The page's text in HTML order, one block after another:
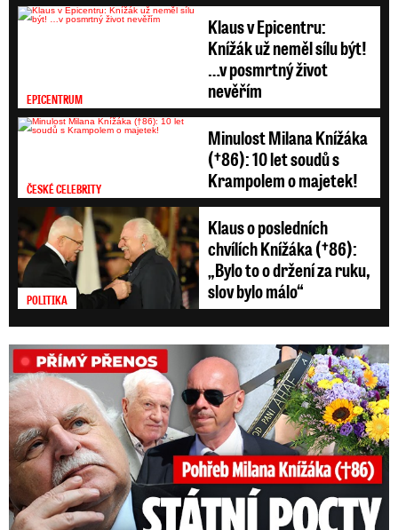
EPICENTRUM
Klaus v Epicentru:
Knížák už neměl sílu být!
…v posmrtný život
nevěřím
ČESKÉ CELEBRITY
Minulost Milana Knížáka
(†86): 10 let soudů s
Krampolem o majetek!
POLITIKA
Klaus o posledních
chvílích Knížáka (†86):
„Bylo to o držení za ruku,
slov bylo málo“
PŘÍMÝ PŘENOS: Pohřeb Milana Knížáka (†86)